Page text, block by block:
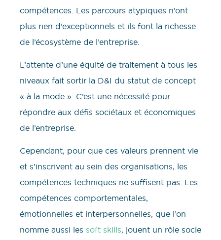
compétences. Les parcours atypiques n’ont
plus rien d’exceptionnels et ils font la richesse
de l’écosystème de l’entreprise.
L’attente d’une équité de traitement à tous les
niveaux fait sortir la D&I du statut de concept
« à la mode ». C’est une nécessité pour
répondre aux défis sociétaux et économiques
de l’entreprise.
Cependant, pour que ces valeurs prennent vie
et s’inscrivent au sein des organisations, les
compétences techniques ne suffisent pas. Les
compétences comportementales,
émotionnelles et interpersonnelles, que l’on
nomme aussi les soft skills, jouent un rôle socle